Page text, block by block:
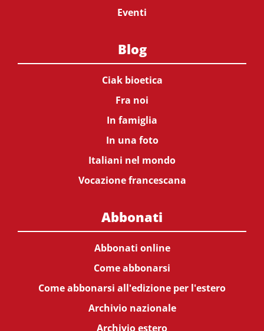
Eventi
Blog
Ciak bioetica
Fra noi
In famiglia
In una foto
Italiani nel mondo
Vocazione francescana
Abbonati
Abbonati online
Come abbonarsi
Come abbonarsi all'edizione per l'estero
Archivio nazionale
Archivio estero